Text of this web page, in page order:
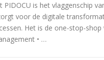
PIDOCU is het vlaggenschip
voor de digitale
Het is de one-stop-shop
• …